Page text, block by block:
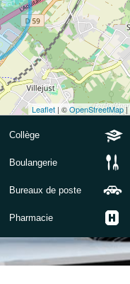
Leaflet | ©OpenStreetMap|
Collège
Boulangerie
Bureaux de poste
Pharmacie